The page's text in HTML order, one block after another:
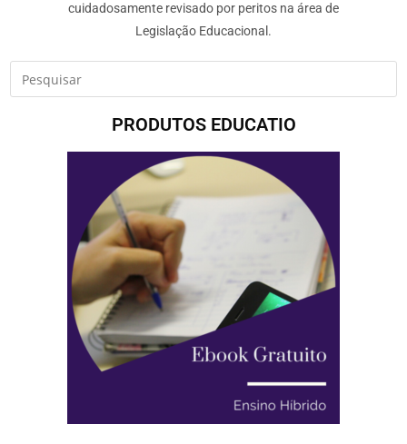
cuidadosamente revisado por peritos na área de
Legislação Educacional.
PRODUTOS EDUCATIO